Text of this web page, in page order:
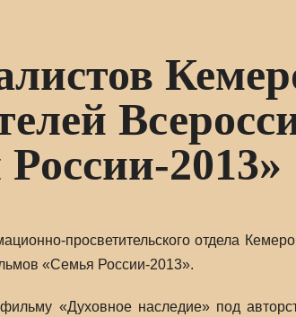
2013»
просветительского отдела
«Семья России-2013».
«Духовное наследие» под